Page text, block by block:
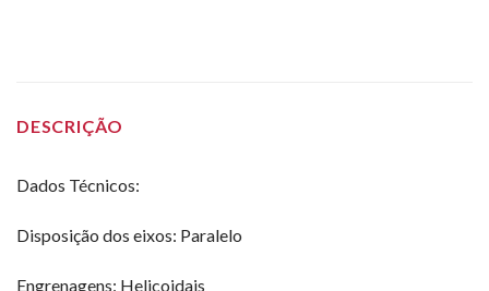
DESCRIÇÃO
Dados Técnicos:
Disposição dos eixos: Paralelo
Engrenagens: Helicoidais